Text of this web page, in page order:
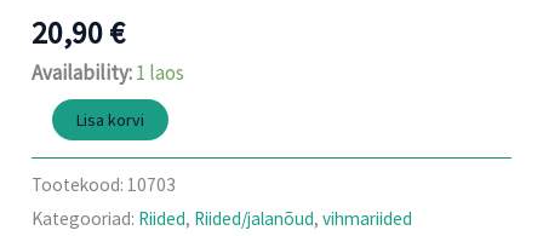
20,90€
Availability:1 laos
Lisa korvi
Tootekood: 10703
Kategooriad: Riided, Riided/jalanõud,vihmariided